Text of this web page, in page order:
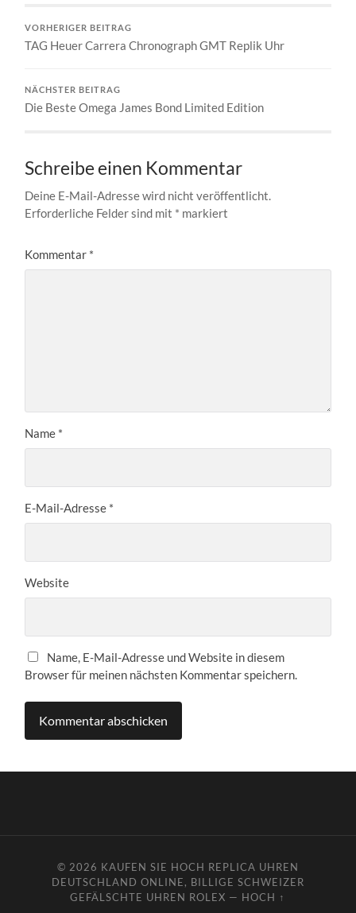
VORHERIGER BEITRAG
TAG Heuer Carrera Chronograph GMT Replik Uhr
NÄCHSTER BEITRAG
Die Beste Omega James Bond Limited Edition
Schreibe einen Kommentar
Deine E-Mail-Adresse wird nicht veröffentlicht.
Erforderliche Felder sind mit * markiert
Kommentar *
Name *
E-Mail-Adresse *
Website
Name, E-Mail-Adresse und Website in diesem
Browser für meinen nächsten Kommentar speichern.
© 2026 KAUFEN SIE HOCH REPLICA UHREN
DEUTSCHLAND ONLINE, BILLIGE SCHWEIZER
GEFÄLSCHTE UHREN ROLEX — HOCH ↑